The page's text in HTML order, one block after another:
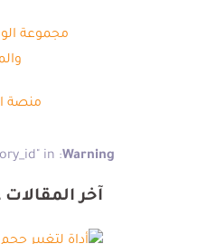
مجموعة
منصة
Warning
: Undefined array key "category_id" in
آخر